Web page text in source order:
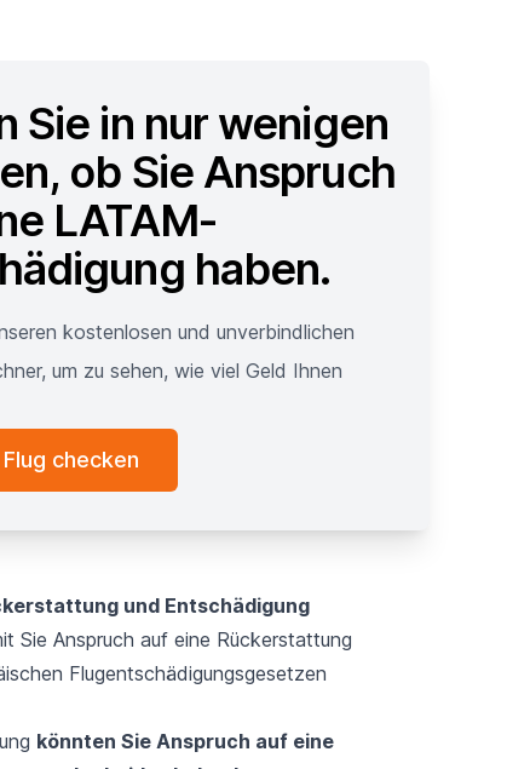
Sie in nur wenigen
ob Sie Anspruch
LATAM-
haben.
kostenlosen und unverbindlichen
um zu sehen, wie viel Geld Ihnen
checken
und Entschädigung
Sie Anspruch auf eine Rückerstattung
Flugentschädigungsgesetzen
könnten Sie Anspruch auf eine